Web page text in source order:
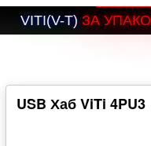
VITI(V-T) ЗА УПАКО
USB Хаб ViTi 4PU3